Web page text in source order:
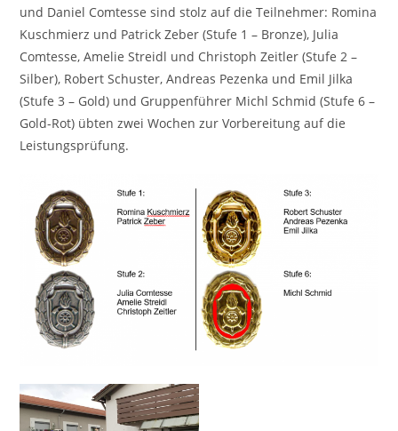
und Daniel Comtesse sind stolz auf die Teilnehmer: Romina
Kuschmierz und Patrick Zeber (Stufe 1 – Bronze), Julia
Comtesse, Amelie Streidl und Christoph Zeitler (Stufe 2 –
Silber), Robert Schuster, Andreas Pezenka und Emil Jilka
(Stufe 3 – Gold) und Gruppenführer Michl Schmid (Stufe 6 –
Gold-Rot) übten zwei Wochen zur Vorbereitung auf die
Leistungsprüfung.